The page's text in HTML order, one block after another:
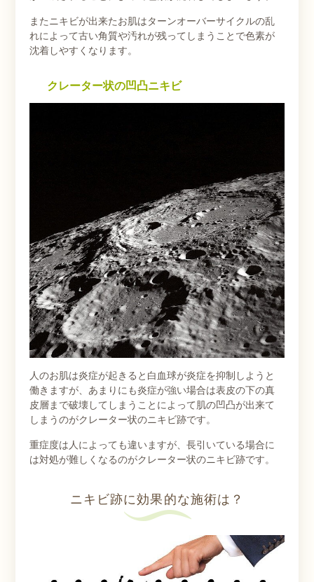
またニキビが出来たお肌はターンオーバーサイクルの乱
れによって古い角質や汚れが残ってしまうことで色素が
沈着しやすくなります。
クレーター状の凹凸ニキビ
人のお肌は炎症が起きると白血球が炎症を抑制しようと
働きますが、あまりにも炎症が強い場合は表皮の下の真
皮層まで破壊してしまうことによって肌の凹凸が出来て
しまうのがクレーター状のニキビ跡です。
重症度は人によっても違いますが、長引いている場合に
は対処が難しくなるのがクレーター状のニキビ跡です。
ニキビ跡に効果的な施術は？